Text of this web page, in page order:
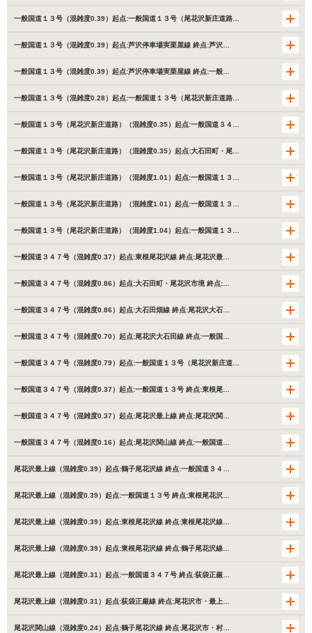
一般国道１３号（混雑度0.39）起点:一般国道１３号（尾花沢新庄道路…
一般国道１３号（混雑度0.39）起点:芦沢停車場実栗屋線 終点:芦沢…
一般国道１３号（混雑度0.39）起点:芦沢停車場実栗屋線 終点:一般…
一般国道１３号（混雑度0.28）起点:一般国道１３号（尾花沢新庄道路…
一般国道１３号（尾花沢新庄道路）（混雑度0.35）起点:一般国道３４…
一般国道１３号（尾花沢新庄道路）（混雑度0.35）起点:大石田町・尾…
一般国道１３号（尾花沢新庄道路）（混雑度1.01）起点:一般国道１３…
一般国道１３号（尾花沢新庄道路）（混雑度1.01）起点:一般国道１３…
一般国道１３号（尾花沢新庄道路）（混雑度1.04）起点:一般国道１３…
一般国道３４７号（混雑度0.37）起点:東根尾花沢線 終点:尾花沢最…
一般国道３４７号（混雑度0.86）起点:大石田町・尾花沢市境 終点:…
一般国道３４７号（混雑度0.86）起点:大石田畑線 終点:尾花沢大石…
一般国道３４７号（混雑度0.70）起点:尾花沢大石田線 終点:一般国…
一般国道３４７号（混雑度0.79）起点:一般国道１３号（尾花沢新庄道…
一般国道３４７号（混雑度0.37）起点:一般国道１３号 終点:東根尾…
一般国道３４７号（混雑度0.37）起点:尾花沢最上線 終点:尾花沢関…
一般国道３４７号（混雑度0.16）起点:尾花沢関山線 終点:一般国道…
尾花沢最上線（混雑度0.39）起点:鶴子尾花沢線 終点:一般国道３４…
尾花沢最上線（混雑度0.39）起点:一般国道１３号 終点:東根尾花沢…
尾花沢最上線（混雑度0.39）起点:東根尾花沢線 終点:東根尾花沢線…
尾花沢最上線（混雑度0.39）起点:東根尾花沢線 終点:鶴子尾花沢線…
尾花沢最上線（混雑度0.31）起点:一般国道３４７号 終点:荻袋正厳…
尾花沢最上線（混雑度0.31）起点:荻袋正厳線 終点:尾花沢市・最上…
尾花沢関山線（混雑度0.24）起点:鶴子尾花沢線 終点:尾花沢市・村…